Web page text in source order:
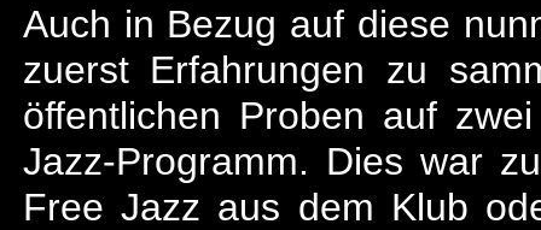
Auch in Bezug auf diese
zuerst Erfahrungen zu
öffentlichen Proben auf
Jazz-Programm. Dies war
Free Jazz aus dem Klub